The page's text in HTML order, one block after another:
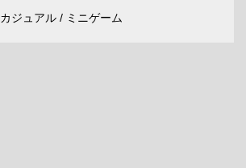
カジュアル / ミニゲーム